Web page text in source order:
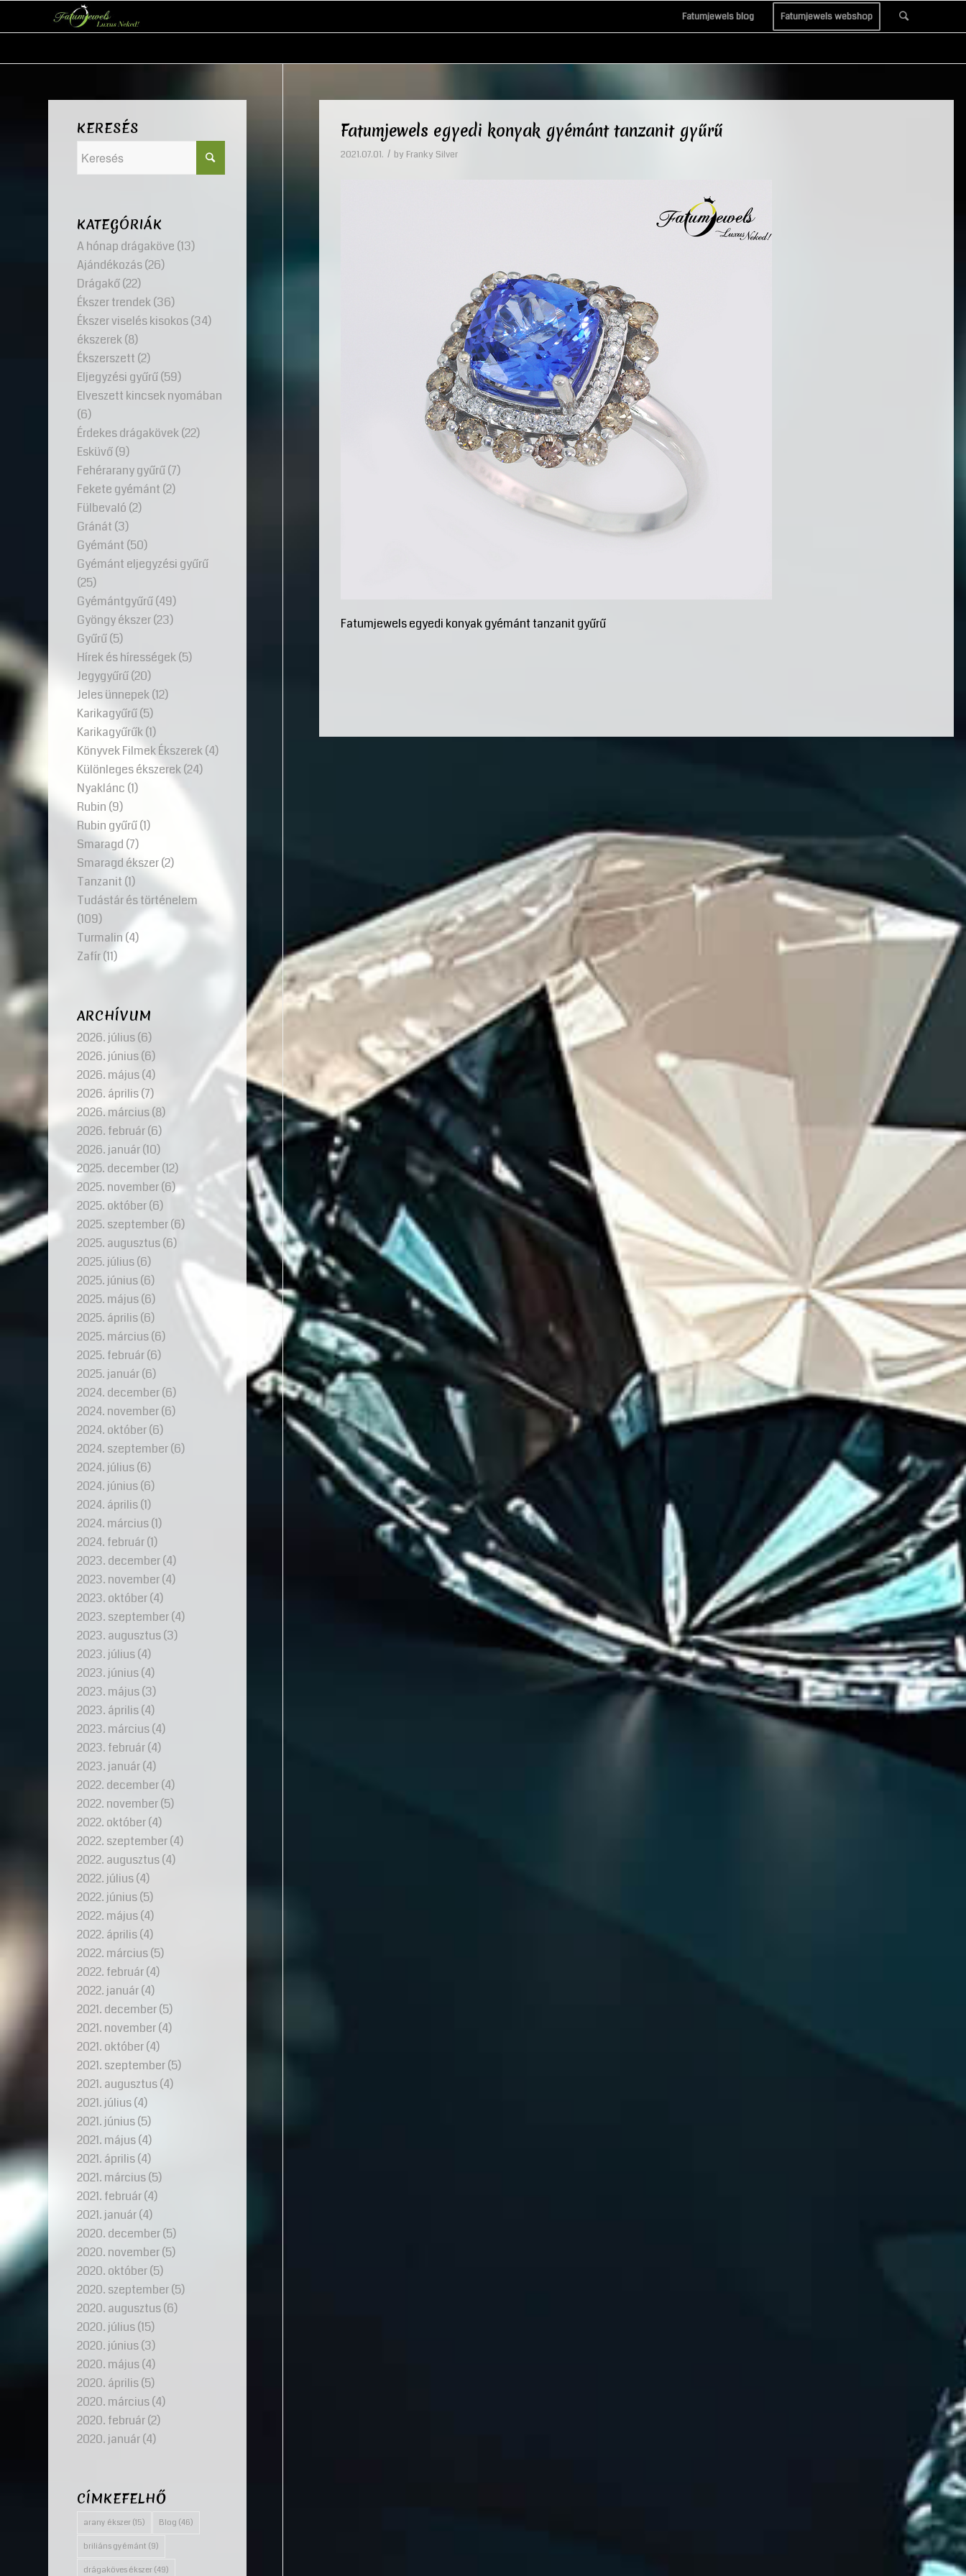
Fatumjewels blog Fatumjewels webshop
Fatumjewels egyedi konyak gyémánt tanzanit gyűrű
2021.07.01. / by Franky Silver
Fatumjewels egyedi konyak gyémánt tanzanit gyűrű
KERESÉS
KATEGÓRIÁK
A hónap drágaköve (13)
Ajándékozás(26)
Drágakő(22)
Ékszer trendek(36)
Ékszer viselés kisokos(34)
ékszerek(8)
Ékszerszett (2)
Eljegyzési gyűrű(59)
Elveszett kincsek nyomában
(6)
Érdekes drágakövek(22)
Esküvő(9)
Fehérarany gyűrű(7)
Fekete gyémánt (2)
Fülbevaló (2)
Gránát (3)
Gyémánt (50)
Gyémánt eljegyzési gyűrű
(25)
Gyémántgyűrű(49)
Gyöngy ékszer(23)
Gyűrű(5)
Hírek és hírességek(5)
Jegygyűrű(20)
Jeles ünnepek(12)
Karikagyűrű(5)
Karikagyűrűk(1)
Könyvek Filmek Ékszerek(4)
Különleges ékszerek(24)
Nyaklánc (1)
Rubin (9)
Rubin gyűrű(1)
Smaragd (7)
Smaragd ékszer(2)
Tanzanit (1)
Tudástár és történelem
(109)
Turmalin (4)
Zafír(11)
ARCHÍVUM
2026. július(6)
2026. június(6)
2026. május(4)
2026. április(7)
2026. március(8)
2026. február(6)
2026. január(10)
2025. december(12)
2025. november(6)
2025. október(6)
2025. szeptember(6)
2025. augusztus(6)
2025. július(6)
2025. június(6)
2025. május(6)
2025. április(6)
2025. március(6)
2025. február(6)
2025. január(6)
2024. december(6)
2024. november(6)
2024. október(6)
2024. szeptember(6)
2024. július(6)
2024. június(6)
2024. április(1)
2024. március(1)
2024. február(1)
2023. december(4)
2023. november(4)
2023. október(4)
2023. szeptember(4)
2023. augusztus(3)
2023. július(4)
2023. június(4)
2023. május(3)
2023. április(4)
2023. március(4)
2023. február(4)
2023. január(4)
2022. december(4)
2022. november(5)
2022. október(4)
2022. szeptember(4)
2022. augusztus(4)
2022. július(4)
2022. június(5)
2022. május(4)
2022. április(4)
2022. március(5)
2022. február(4)
2022. január(4)
2021. december(5)
2021. november(4)
2021. október(4)
2021. szeptember(5)
2021. augusztus(4)
2021. július(4)
2021. június(5)
2021. május(4)
2021. április(4)
2021. március(5)
2021. február(4)
2021. január(4)
2020. december(5)
2020. november(5)
2020. október(5)
2020. szeptember(5)
2020. augusztus(6)
2020. július(15)
2020. június(3)
2020. május(4)
2020. április(5)
2020. március(4)
2020. február(2)
2020. január(4)
CÍMKEFELHŐ
arany ékszer (15) Blog (46)
briliáns gyémánt (9)
drágaköves ékszer (49)